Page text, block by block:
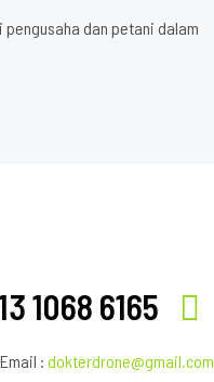
dan petani dalam
1068 6165
Email : dokterdrone@gmail.com